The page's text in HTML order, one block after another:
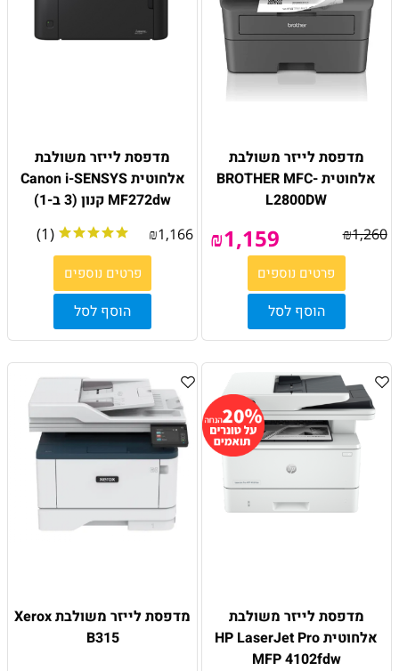
מדפסת לייזר משולבת
אלחוטית BROTHER MFC-
L2800DW
₪1,260
₪1,159
פרטים נוספים
הוסף לסל
מדפסת לייזר משולבת
אלחוטית Canon i-SENSYS
MF272dw קנון (3 ב-1)
₪1,166
(1)
פרטים נוספים
הוסף לסל
מדפסת לייזר משולבת
אלחוטית HP LaserJet Pro
MFP 4102fdw
מדפסת ‏לייזר משולבת Xerox
B315